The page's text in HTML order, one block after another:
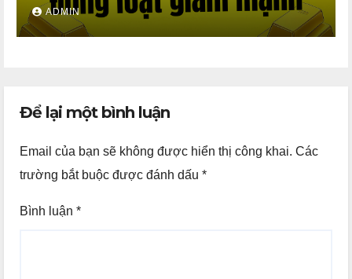
ADMIN
Để lại một bình luận
Email của bạn sẽ không được hiển thị công khai. Các
trường bắt buộc được đánh dấu *
Bình luận *